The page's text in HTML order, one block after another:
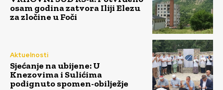
osam godina zatvora Iliji Elezu
za zločine u Foči
Aktuelnosti
Sjećanje na ubijene: U
Knezovima i Sulićima
podignuto spomen-obilježje